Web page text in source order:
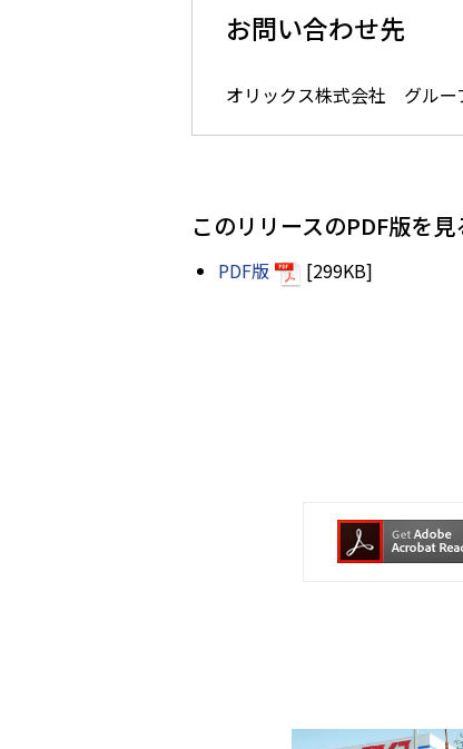
お問い合わせ先
オリックス株式会社 グル
このリリースのPDF版を見
PDF版 [299KB]